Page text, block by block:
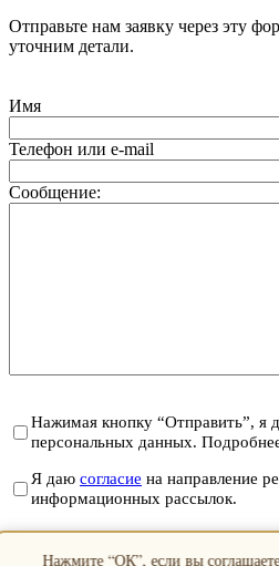
Отправьте нам заявку через эту
уточним детали.
Имя
Телефон или e-mail
Сообщение:
Нажимая кнопку “Отправить”, я
персональных данных.
Я даю согласие на направление
информационных рассылок.
Отправить
Нажмите “ОК”, если вы